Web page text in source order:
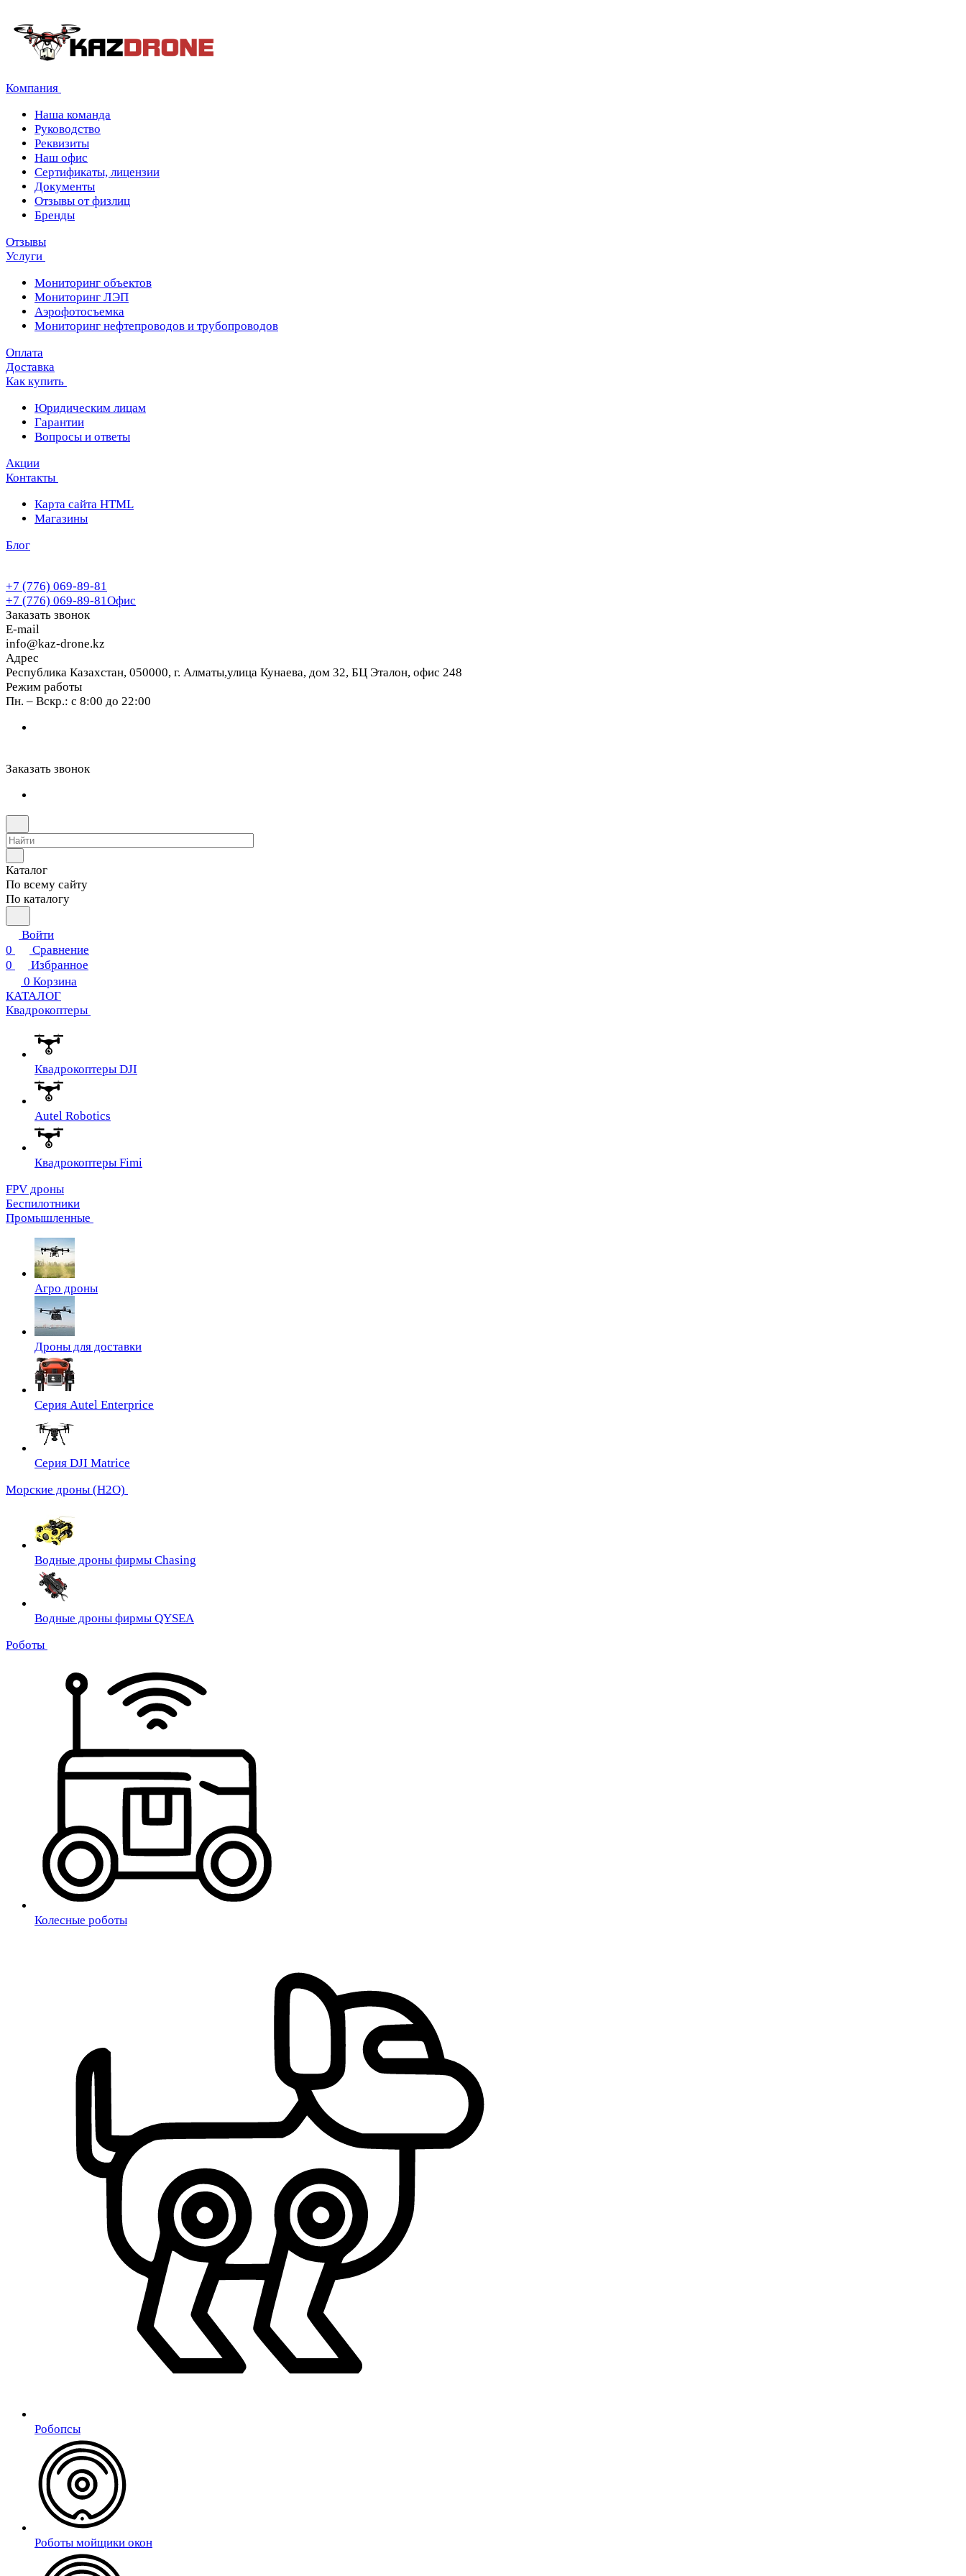
Компания
Наша команда
Руководство
Реквизиты
Наш офис
Сертификаты, лицензии
Документы
Отзывы от физлиц
Бренды
Отзывы
Услуги
Мониторинг объектов
Мониторинг ЛЭП
Аэрофотосъемка
Мониторинг нефтепроводов и трубопроводов
Оплата
Доставка
Как купить
Юридическим лицам
Гарантии
Вопросы и ответы
Акции
Контакты
Карта сайта HTML
Магазины
Блог
+7 (776) 069-89-81
+7 (776) 069-89-81Офис
Заказать звонок
E-mail
info@kaz-drone.kz
Адрес
Республика Казахстан, 050000, г. Алматы,улица Кунаева, дом 32, БЦ Эталон, офис 248
Режим работы
Пн. – Вскр.: с 8:00 до 22:00
Заказать звонок
Каталог
По всему сайту
По каталогу
Войти
0
Сравнение
0
Избранное
0 Корзина
КАТАЛОГ
Квадрокоптеры
Квадрокоптеры DJI
Autel Robotics
Квадрокоптеры Fimi
FPV дроны
Беспилотники
Промышленные
Агро дроны
Дроны для доставки
Серия Autel Enterprice
Серия DJI Matrice
Морские дроны (H2O)
Водные дроны фирмы Chasing
Водные дроны фирмы QYSEA
Роботы
Колесные роботы
Робопсы
Роботы мойщики окон